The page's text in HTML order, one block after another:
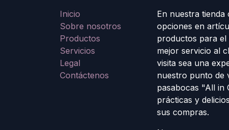
Inicio
Sobre nosotros
Productos
Servicios
Legal
Contáctenos
En nuestra tienda
opciones en
productos para
mejor servicio al
visita sea una
nuestro punto de
pasabocas "All in
prácticas y
sus compras.